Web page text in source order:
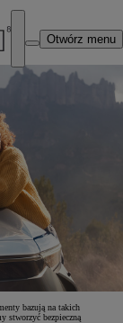
Otwórz menu
bazują na takich
stworzyć bezpieczną